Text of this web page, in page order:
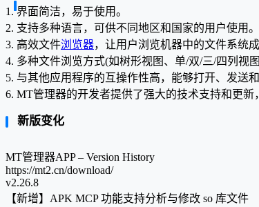
1. 界面简洁，易于使用。
2. 支持多种语言，可供不同地区和国家的用户使用。
3. 高效文件浏览器，让用户浏览机器中的文件系统
4. 多种文件浏览方式(如树形视图、单/双/三/四列视
5. 与其他应用程序的互操作性高，能够打开、发送
6. MT管理器的开发者提供了强大的技术支持和更新
新版变化
MT管理器APP – Version History
https://mt2.cn/download/
v2.26.8
【新增】APK MCP 功能支持分析与修改 so 库文件